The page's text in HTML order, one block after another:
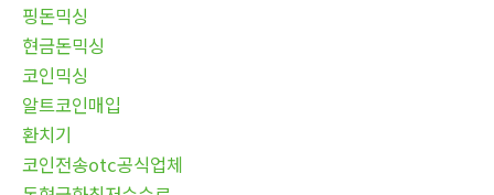
핑돈믹싱
현금돈믹싱
코인믹싱
알트코인매입
환치기
코인전송otc공식업체